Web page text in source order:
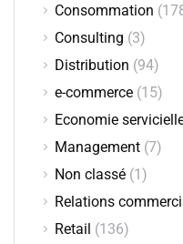
Consommation
Consulting (3)
Distribution (94)
e-commerce (15)
Economie
Management (7)
Non classé (1)
Relations
Retail (136)